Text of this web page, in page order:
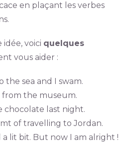
en plaçant les verbes
voici quelques
vous aider :
the sea and I swam.
from the museum.
chocolate last night.
of travelling to Jordan.
lit bit. But now I am alright !